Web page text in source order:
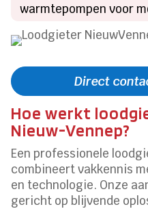
warmtepompen voor
Direct
Hoe werkt
Nieuw-Vennep?
Een professionele
combineert vakkennis
en technologie. Onze
gericht op blijvende